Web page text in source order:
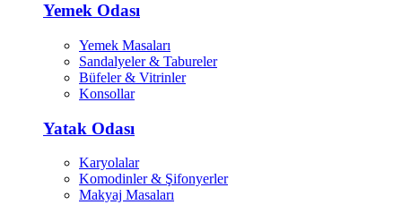
Yemek Odası
Yemek Masaları
Sandalyeler & Tabureler
Büfeler & Vitrinler
Konsollar
Yatak Odası
Karyolalar
Komodinler & Şifonyerler
Makyaj Masaları